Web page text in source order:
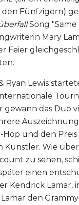
den Fünfzigern)
Song "Same
Mary
Feier
Ryan Lewis
gewann das Duo
Hop und den
Künstler. Wie
zu sehen,
einen
Kendrick Lamar,
den